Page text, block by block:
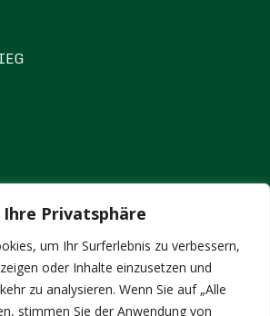
Privatsphäre
um Ihr Surferlebnis zu verbessern,
oder Inhalte einzusetzen und
zu analysieren. Wenn Sie auf „Alle
stimmen Sie der Anwendung von